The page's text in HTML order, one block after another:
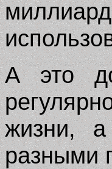
А это
жизни,
разными